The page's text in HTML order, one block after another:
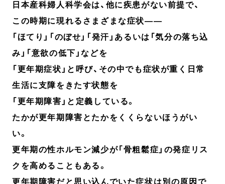
日本産科婦人科学会は、他に疾患がない前提で、
この時期に現れるさまざまな症状――
「ほてり」「のぼせ」「発汗」あるいは「気分の落ち込
み」「意欲の低下」などを
「更年期症状」と呼び、その中でも症状が重く日常
生活に支障をきたす状態を
「更年期障害」と定義している。
たかが更年期障害とたかをくくらないほうがい
い。
更年期の性ホルモン減少が「骨粗鬆症」の発症リス
クを高めることもある。
更年期障害だと思い込んでいた症状は別の原因で